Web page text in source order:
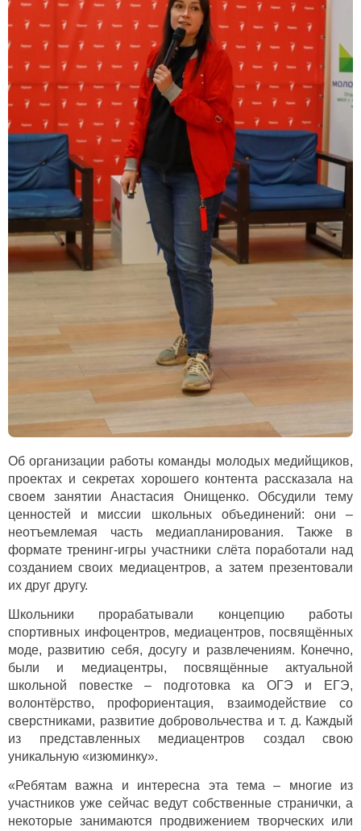
Об организации работы команды молодых медийщиков,
проектах и секретах хорошего контента рассказала на
своем занятии Анастасия Онищенко. Обсудили тему
ценностей и миссии школьных объединений: они –
неотъемлемая часть медиапланирования. Также в
формате тренинг-игры участники слёта поработали над
созданием своих медиацентров, а затем презентовали
их друг другу.
Школьники прорабатывали концепцию работы
спортивных инфоцентров, медиацентров, посвящённых
моде, развитию себя, досугу и развлечениям. Конечно,
были и медиацентры, посвящённые актуальной
школьной повестке – подготовка ка ОГЭ и ЕГЭ,
волонтёрство, профориентация, взаимодействие со
сверстниками, развитие добровольчества и т. д. Каждый
из представленных медиацентров создал свою
уникальную «изюминку».
«Ребятам важна и интересна эта тема – многие из
участников уже сейчас ведут собственные странички, а
некоторые занимаются продвижением творческих или